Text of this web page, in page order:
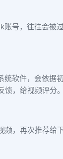
号，往往会被
软件，会依据
，给视频评分。
频，再次推荐给